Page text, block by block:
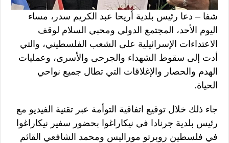
شفا – دعا رئيس بلدية أريحا عبد الكريم سدر، مساء
اليوم الأحد، المجتمع الدولي ومحبي السلام لوقف
الاعتداءات الإسرائيلية على الشعب الفلسطيني، والتي
أدت إلى سقوط الشهداء والجرحى والأسرى، وعمليات
الهدم والحصار والإغلاقات التي تطال جميع نواحي
الحياة.
جاء ذلك خلال توقيع اتفاقية التوأمة عبر تقنية الفيديو مع
رئيس بلدية جرنادا في نيكاراغوا بحضور سفير نيكاراغوا
في فلسطين روبرتو موراليس ومحمد الشافعي القائم